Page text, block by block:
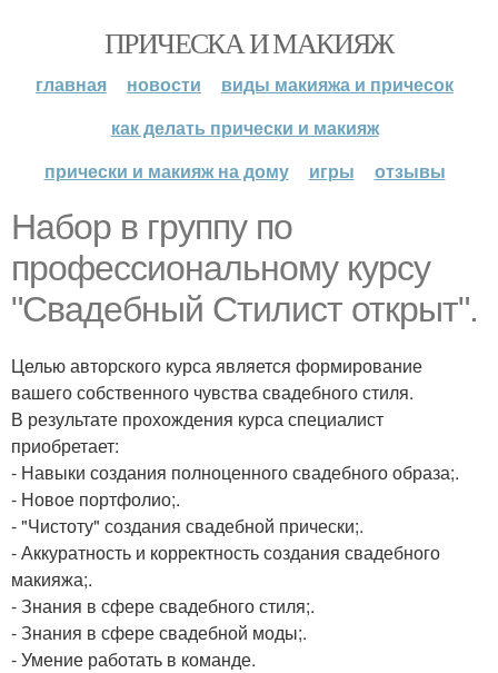
ПРИЧЕСКА И МАКИЯЖ
главная новости
виды макияжа и причесок
как делать прически и макияж
прически и макияж на дому
игры отзывы
Набор в группу по
профессиональному курсу
"Свадебный Стилист открыт".
Целью авторского курса является формирование
вашего собственного чувства свадебного стиля.
В результате прохождения курса специалист
приобретает:
- Навыки создания полноценного свадебного образа;.
- Новое портфолио;.
- "Чистоту" создания свадебной прически;.
- Аккуратность и корректность создания свадебного
макияжа;.
- Знания в сфере свадебного стиля;.
- Знания в сфере свадебной моды;.
- Умение работать в команде.